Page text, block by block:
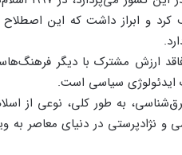
کرد و ابراز داشت که این
ارزش مشترک با دیگر
ایدئولوژی سیاسی است.
به طور کلی، نوعی از
و نژاد‌پرستی در دنیای معاصر به